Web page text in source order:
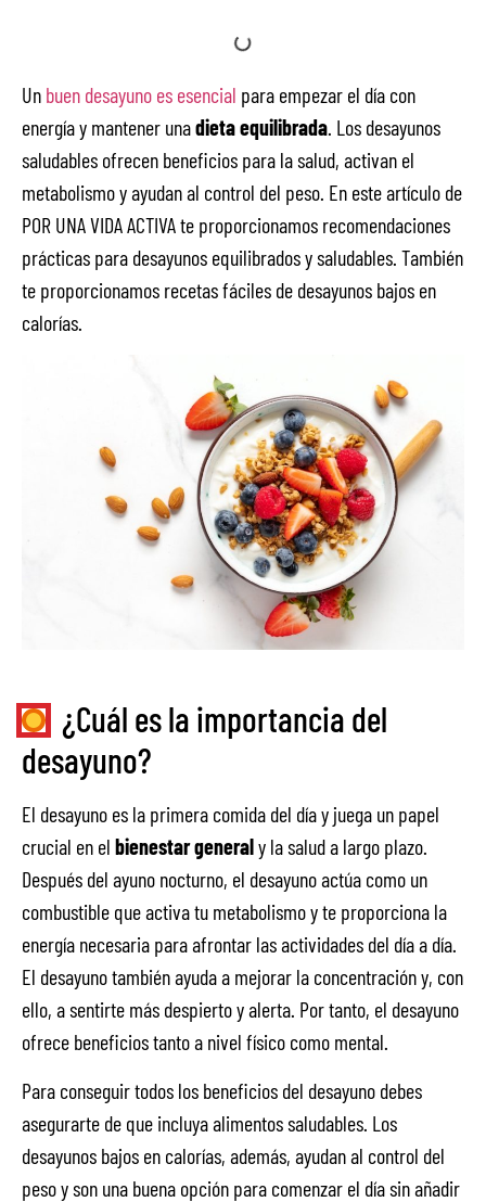
Un buen desayuno es esencial para empezar el día con
energía y mantener unadieta equilibrada. Los desayunos
saludables ofrecen beneficios para la salud, activan el
metabolismo y ayudan al control del peso. En este artículo de
POR UNA VIDA ACTIVA te proporcionamos recomendaciones
prácticas para desayunos equilibrados y saludables. También
te proporcionamos recetas fáciles de desayunos bajos en
calorías.
¿Cuál es la importancia del
desayuno?
El desayuno es la primera comida del día y juega un papel
crucial en el bienestar generaly la salud a largo plazo.
Después del ayuno nocturno, el desayuno actúa como un
combustible que activa tu metabolismo y te proporciona la
energía necesaria para afrontar las actividades del día a día.
El desayuno también ayuda a mejorar la concentración y, con
ello, a sentirte más despierto y alerta. Por tanto, el desayuno
ofrece beneficios tanto a nivel físico como mental.
Para conseguir todos los beneficios del desayuno debes
asegurarte de que incluya alimentos saludables. Los
desayunos bajos en calorías, además, ayudan al control del
peso y son una buena opción para comenzar el día sin añadir